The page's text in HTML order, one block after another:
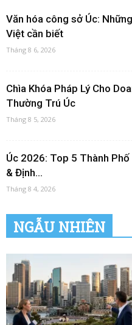
Văn hóa công sở Úc:
Việt cần biết
Tháng 8 6, 2026
Chìa Khóa Pháp Lý Cho
Thường Trú Úc
Tháng 8 5, 2026
Úc 2026: Top 5 Thành
& Định...
Tháng 8 4, 2026
NGẪU NHIÊN